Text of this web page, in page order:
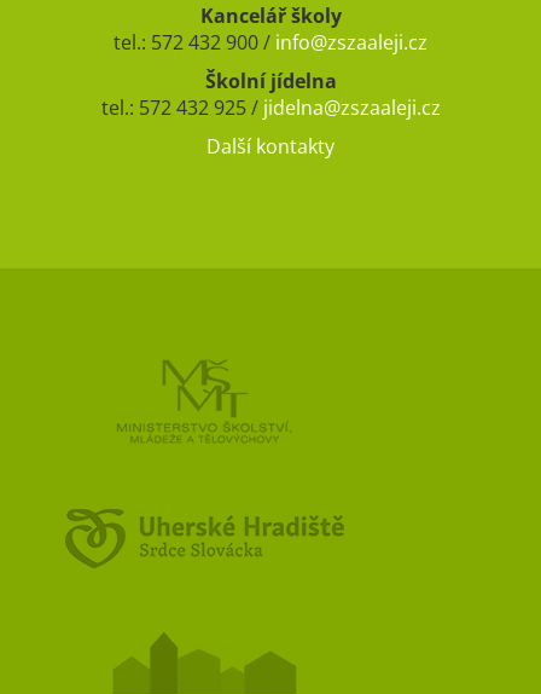
Kancelář školy
tel.: 572 432 900 / info@zszaaleji.cz
Školní jídelna
tel.: 572 432 925 / jidelna@zszaaleji.cz
Další kontakty